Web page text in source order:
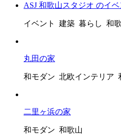
ASJ 和歌山スタジオ のイベ
イベント 建築 暮らし 和
丸田の家
和モダン 北欧インテリア
二里ヶ浜の家
和モダン 和歌山